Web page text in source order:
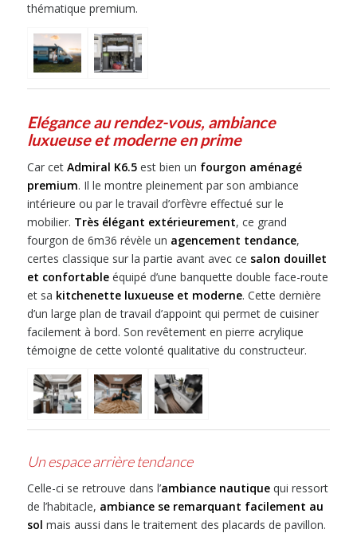
thématique premium.
Elégance au rendez-vous, ambiance
luxueuse et moderne en prime
Car cet Admiral K6.5est bien un fourgon aménagé
premium. Il le montre pleinement par son ambiance
intérieure ou par le travail d’orfèvre effectué sur le
mobilier. Très élégant extérieurement, ce grand
fourgon de 6m36 révèle un agencement tendance,
certes classique sur la partie avant avec ce salon douillet
et confortableéquipé d’une banquette double face-route
et sa kitchenette luxueuse et moderne. Cette dernière
d’un large plan de travail d’appoint qui permet de cuisiner
facilement à bord. Son revêtement en pierre acrylique
témoigne de cette volonté qualitative du constructeur.
Un espace arrière tendance
Celle-ci se retrouve dans l’ambiance nautiquequi ressort
de l’habitacle, ambiance se remarquant facilement au
sol mais aussi dans le traitement des placards de pavillon.